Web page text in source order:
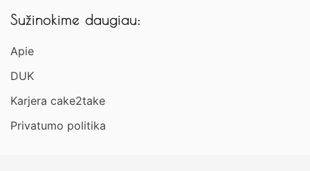
Sužinokime daugiau:
Apie
DUK
Karjera cake2take
Privatumo politika